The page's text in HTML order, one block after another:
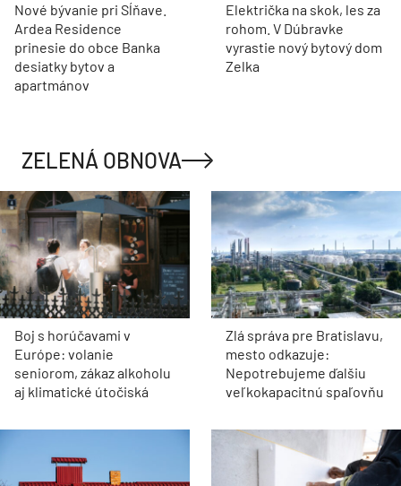
Nové bývanie pri Sĺňave.
Ardea Residence
prinesie do obce Banka
desiatky bytov a
apartmánov
Električka na skok, les za
rohom. V Dúbravke
vyrastie nový bytový dom
Zelka
ZELENÁ OBNOVA
Boj s horúčavami v
Európe: volanie
seniorom, zákaz alkoholu
aj klimatické útočiská
Zlá správa pre Bratislavu,
mesto odkazuje:
Nepotrebujeme ďalšiu
veľkokapacitnú spaľovňu